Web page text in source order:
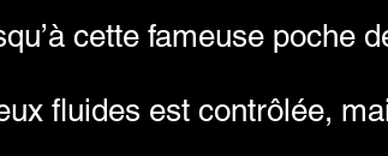
cette fameuse poche
fluides est contrôlée,